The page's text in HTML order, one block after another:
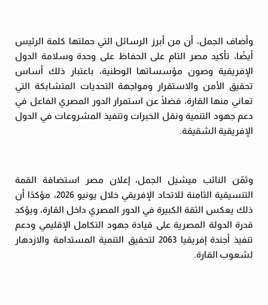
وأضاف الجمل، أن من أبرز الرسائل التي حملتها كلمة الرئيس
أيضًا، تأكيد مصر التام على الحفاظ على وحدة وسلامة الدول
الإفريقية وصون مؤسساتها الوطنية، باعتبار ذلك أساس
تحقيق الأمن والاستقرار ومواجهة التحديات المتشابكة التي
تعاني منها القارة، فضلًا عن استمرار الدور المصري الفاعل في
دعم جهود التنمية ونقل الخبرات وتنفيذ المشروعات في الدول
الإفريقية الشقيقة.
وثمّن النائب ميشيل الجمل، إعلان مصر استضافة القمة
التنسيقية الثامنة للاتحاد الإفريقي خلال يونيو 2026، مؤكدًا أن
ذلك يعكس الثقة الكبيرة في الدور المصري داخل القارة، ويؤكد
قدرة الدولة المصرية على قيادة جهود التكامل الإقليمي ودعم
تنفيذ أجندة إفريقيا 2063 لتحقيق التنمية المستدامة والازدهار
لشعوب القارة.